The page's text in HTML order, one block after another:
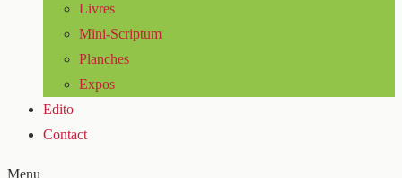
Livres
Mini-Scriptum
Planches
Expos
Edito
Contact
Menu